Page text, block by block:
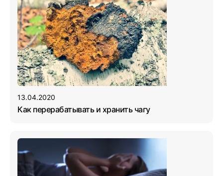
13.04.2020
Как перерабатывать и хранить чагу